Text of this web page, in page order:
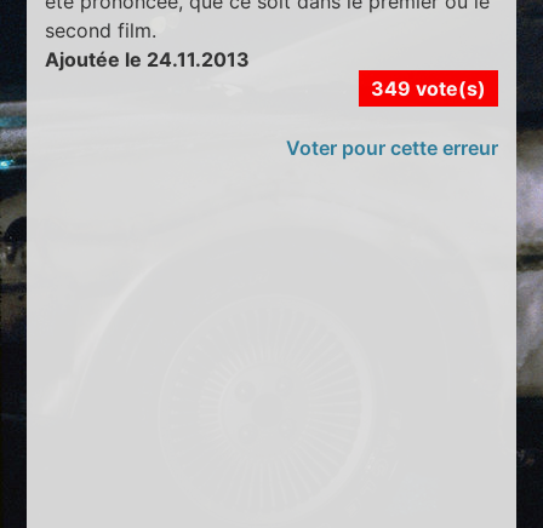
second film.
Ajoutée le 24.11.2013
349 vote(s)
Voter pour cette erreur